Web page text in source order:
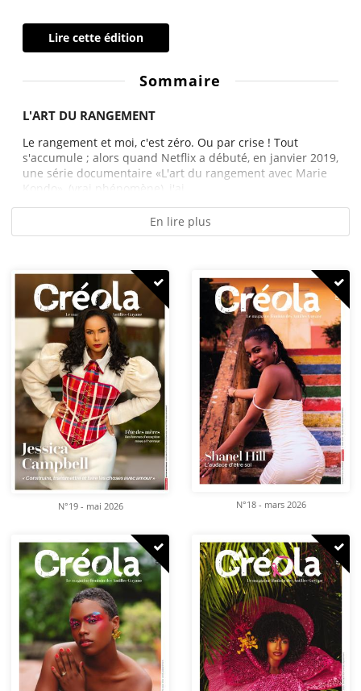
Lire cette édition
Sommaire
L'ART DU RANGEMENT
Le rangement et moi, c'est zéro. Ou par crise ! Tout
s'accumule ; alors quand Netflix a débuté, en janvier 2019,
une série documentaire «L'art du rangement avec Marie
Kondo», (vrai phénomène), j'ai...
En lire plus
N°19 - mai 2026 N°18 - mars 2026